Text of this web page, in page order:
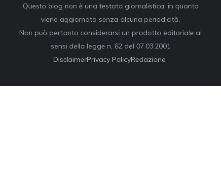
Questo blog non è una testata giornalistica, in quanto
viene aggiornato senza alcuna periodicità.
Non può pertanto considerarsi un prodotto editoriale ai
sensi della legge n. 62 del 07.03.2001
DisclaimerPrivacy PolicyRedazione